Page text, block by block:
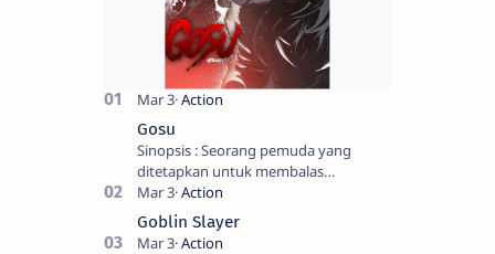
Gosu
Sinopsis : Seorang pemuda yang
ditetapkan untuk membalas
masternya, seorang seniman bela diri
kuat sekali yang dikhianati oleh anak
buahn…
Goblin Slayer